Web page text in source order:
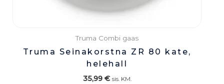
Truma Combi gaas
Truma Seinakorstna ZR 80 kate,
helehall
35,99 € sis. KM.